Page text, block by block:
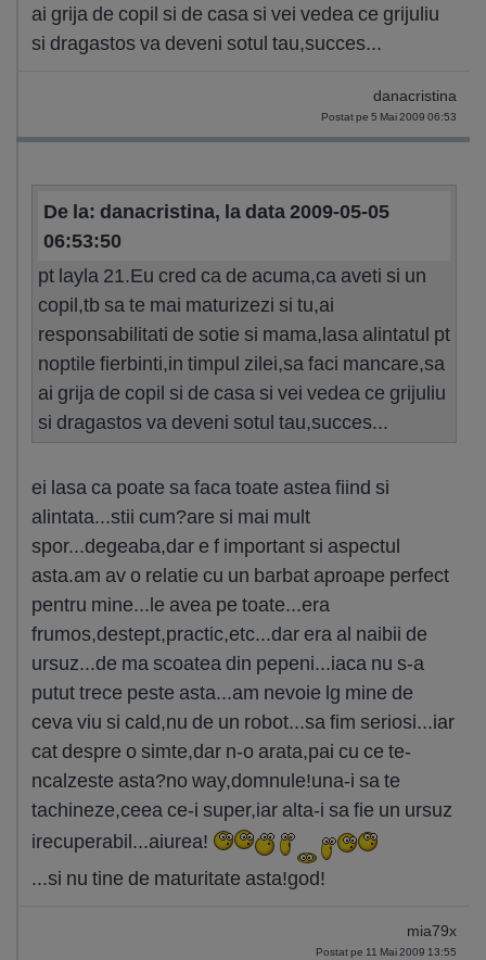
ai grija de copil si de casa si vei vedea ce grijuliu
si dragastos va deveni sotul tau,succes...
danacristina
Postat pe 5 Mai 2009 06:53
De la: danacristina, la data 2009-05-05
06:53:50
pt layla 21.Eu cred ca de acuma,ca aveti si un
copil,tb sa te mai maturizezi si tu,ai
responsabilitati de sotie si mama,lasa alintatul pt
noptile fierbinti,in timpul zilei,sa faci mancare,sa
ai grija de copil si de casa si vei vedea ce grijuliu
si dragastos va deveni sotul tau,succes...
ei lasa ca poate sa faca toate astea fiind si
alintata...stii cum?are si mai mult
spor...degeaba,dar e f important si aspectul
asta.am av o relatie cu un barbat aproape perfect
pentru mine...le avea pe toate...era
frumos,destept,practic,etc...dar era al naibii de
ursuz...de ma scoatea din pepeni...iaca nu s-a
putut trece peste asta...am nevoie lg mine de
ceva viu si cald,nu de un robot...sa fim seriosi...iar
cat despre o simte,dar n-o arata,pai cu ce te-
ncalzeste asta?no way,domnule!una-i sa te
tachineze,ceea ce-i super,iar alta-i sa fie un ursuz
irecuperabil...aiurea!
...si nu tine de maturitate asta!god!
mia79x
Postat pe 11 Mai 2009 13:55